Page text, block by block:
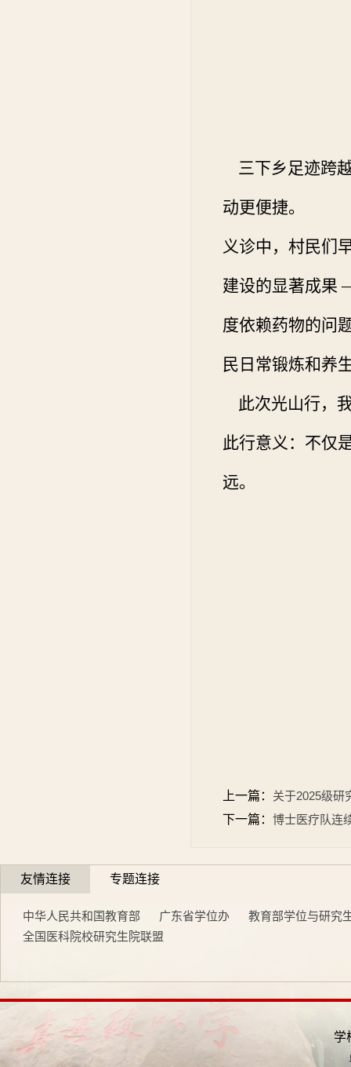
三下乡足迹跨
动更便捷。
义诊中，村民们
建设的显著成果
度依赖药物的问
民日常锻炼和养
此次光山行，
此行意义：不仅
远。
上一篇： 关于2025级研
下一篇： 博士医疗队连
友情连接 专题连接
中华人民共和国教育部 广东省学位办
教育部学位与研究
全国医科院校研究生院联盟
学